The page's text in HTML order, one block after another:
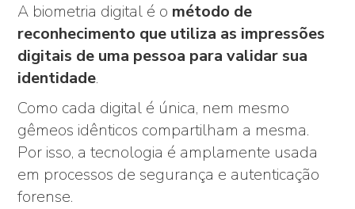
A biometria digital é o método de
reconhecimento que utiliza as impressões
digitais de uma pessoa para validar sua
identidade.
Como cada digital é única, nem mesmo
gêmeos idênticos compartilham a mesma.
Por isso, a tecnologia é amplamente usada
em processos de segurança e autenticação
forense.